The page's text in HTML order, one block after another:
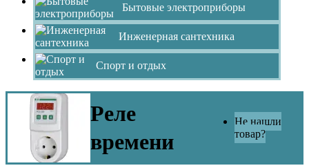
Бытовые электроприборы
Инженерная сантехника
Спорт и отдых
Реле
времени
Не нашли
товар?